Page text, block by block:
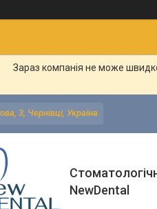
Зараз компанія не може
3, Чернівці, Україна
NewDental